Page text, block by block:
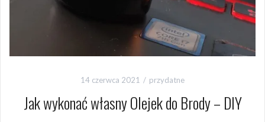
14 czerwca 2021 przydatne
Jak wykonać własny Olejek do Brody – DIY